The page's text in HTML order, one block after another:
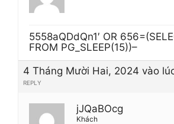
5558aQDdQn1′ OR
FROM PG_SLEEP(15))–
4 Tháng Mười Hai, 2024 vào
REPLY
jJQaBOcg
Khách